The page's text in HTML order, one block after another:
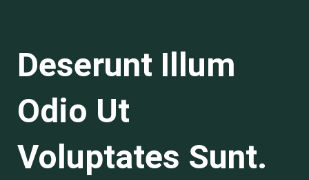
Deserunt Illum
Odio Ut
Voluptates Sunt.